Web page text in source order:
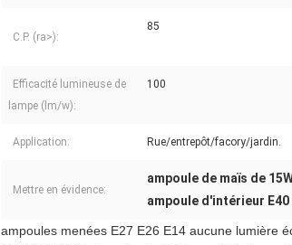
C.P. (ra>):
85
Efficacité lumineuse de
lampe (lm/w):
100
Application: Rue/entrepôt/facory/jardin.
Mettre en évidence:
ampoule de maïs de
ampoule d'intérieur E40
ampoules menées E27 E26 E14 aucune lumière